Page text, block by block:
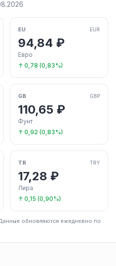
EU EUR
94,84 ₽
Евро
↑ 0,78 (0,83%)
GB GBP
110,65 ₽
Фунт
↑ 0,92 (0,83%)
TR TRY
17,28 ₽
Лира
↑ 0,15 (0,90%)
обновляются ежедневно по